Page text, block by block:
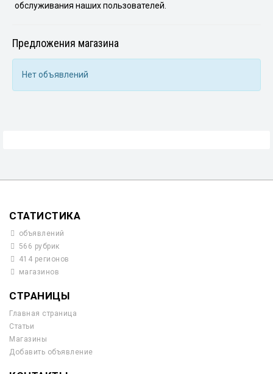
обслуживания наших пользователей.
Предложения магазина
Нет объявлений
СТАТИСТИКА
объявлений
566 рубрик
414 регионов
магазинов
СТРАНИЦЫ
Главная страница
Статьи
Магазины
Добавить объявление